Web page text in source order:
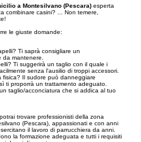
a Montesilvano (Pescara) esperta
combinare casini? ... Non temere,
le giuste domande:
Ti saprà consigliare un
mantenere.
Ti suggerirà un taglio con il quale i
senza l'ausilio di troppi accessori.
fisica? Il sudore può danneggiare
ti proporrà un trattamento adeguato.
taglio/acconciatura che si addica al tuo
trovare professionisti della zona
(Pescara), appassionati e con anni
il lavoro di parrucchiera da anni.
la formazione adeguata e tutti i requisiti